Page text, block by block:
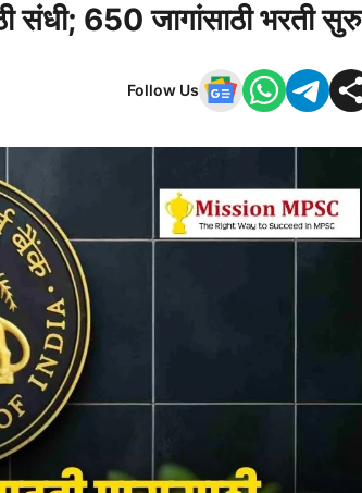
संधी; 650 जागांसाठी भरती सुरु
Follow Us